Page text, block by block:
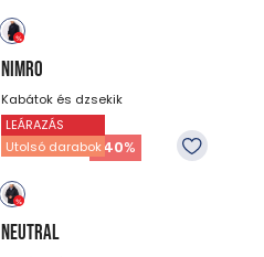
NIMRO
Kabátok és dzsekik
49 990Ft
29 990Ft -40%
LEÁRAZÁS
Utolsó darabok
NEUTRAL